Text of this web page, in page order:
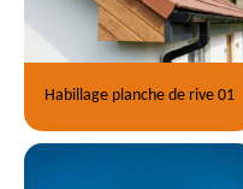
Habillage planche de rive 01